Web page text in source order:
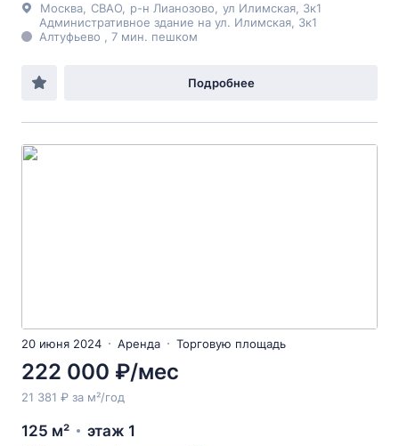
Москва СВАО р-н Лианозово ул Илимская , 3к1
Административное здание на ул. Илимская, 3к1
Алтуфьево , 7 мин. пешком
Подробнее
20 июня 2024 Аренда Торговую площадь
222 000 ₽/мес
21 381 ₽ за м²/год
125 м² этаж 1